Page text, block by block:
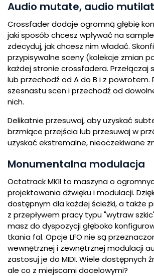
Audio mutate, audio
Crossfader dodaje ogromną głębię
jaki sposób chcesz wpływać na
zdecyduj, jak chcesz nim władać.
przypisywalne sceny (kolekcje zmian
każdej stronie crossfadera. Przełączaj
lub przechodź od A do B i z powrotem.
szesnastu scen i przechodź od
nich.
Delikatnie przesuwaj, aby uzyskać
brzmiące przejścia lub przesuwaj w
uzyskać ekstremalne, nieoczekiwane
Monumentalna modulacja
Octatrack MKII to maszyna o
projektowania dźwięku i modulacji.
dostępnym dla każdej ścieżki, a także
z przepływem pracy typu "wytraw
masz do dyspozycji głęboko
tkania fal. Opcje LFO nie są
wewnętrznej i zewnętrznej modulacji
zastosuj je do MIDI. Wiele dostępnych
ale co z miejscami docelowymi?